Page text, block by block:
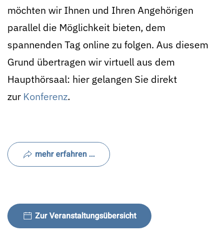
möchten wir Ihnen und Ihren Angehörigen
parallel die Möglichkeit bieten, dem
spannenden Tag online zu folgen. Aus diesem
Grund übertragen wir virtuell aus dem
Haupthörsaal: hier gelangen Sie direkt
zur Konferenz.
mehr erfahren ...
Zur Veranstaltungsübersicht